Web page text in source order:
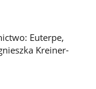
Euterpe,